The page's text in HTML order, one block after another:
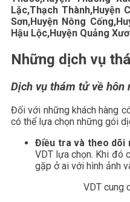
Lặc,Thạch Thành,Huyện
Sơn,Huyện Nông
Hậu Lộc,Huyện Quảng
Những dịch vụ
Dịch vụ thám tử về hôn
Đối với những khách hàng
có thể lựa chọn những gói
Điều tra và theo dõi
VDT lựa chọn. Khi đó
gặp ở ai với hình ảnh
VDT cung